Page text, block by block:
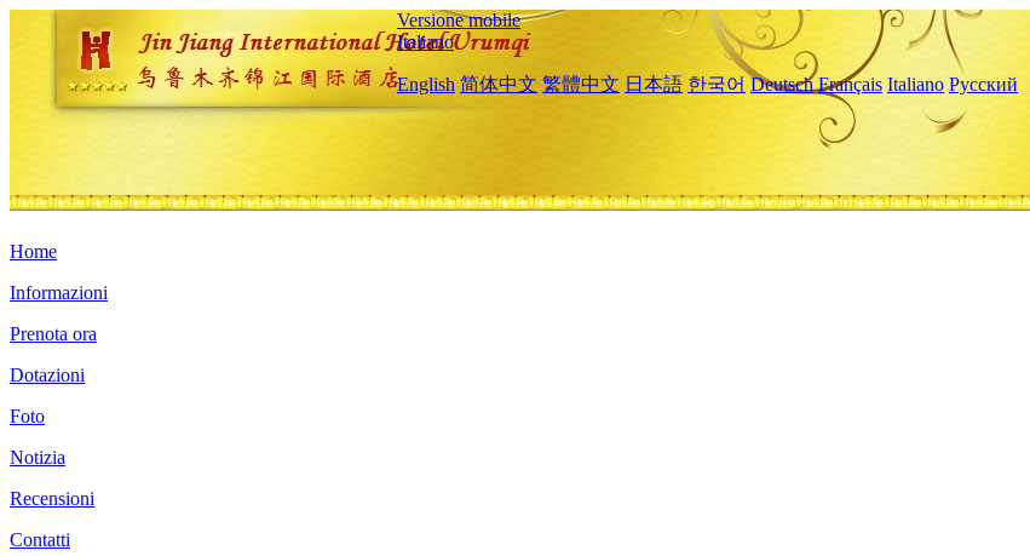
Versione mobile
Italiano
English 简体中文 繁體中文 日本語 한국어 Deutsch Français Italiano Русский
Home
Informazioni
Prenota ora
Dotazioni
Foto
Notizia
Recensioni
Contatti